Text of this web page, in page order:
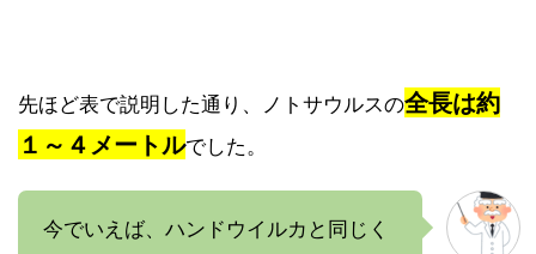
先ほど表で説明した通り、ノトサウルスの全長は約
１～４メートルでした。
今でいえば、ハンドウイルカと同じく